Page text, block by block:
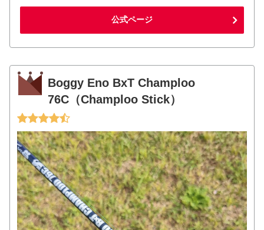
公式ページ
Boggy Eno BxT Champloo
76C（Champloo Stick）